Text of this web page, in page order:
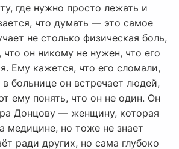
где нужно просто лежать и
что думать — это самое
не столько физическая боль,
что он никому не нужен, что его
Ему кажется, что его сломали,
больнице он встречает людей,
ему понять, что он не один. Он
Донцову — женщину, которая
медицине, но тоже не знает
ради других, но сама глубоко